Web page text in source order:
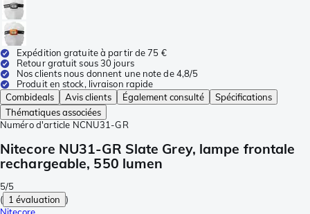
Expédition gratuite à partir de 75 €
Retour gratuit sous 30 jours
Nos clients nous donnent une note de 4,8/5
Produit en stock, livraison rapide
Combideals
Avis clients Également consulté
Spécifications
Thématiques associées
Numéro d'article NCNU31-GR
Nitecore NU31-GR Slate Grey, lampe frontale
rechargeable, 550 lumen
5/5
( 1 évaluation )